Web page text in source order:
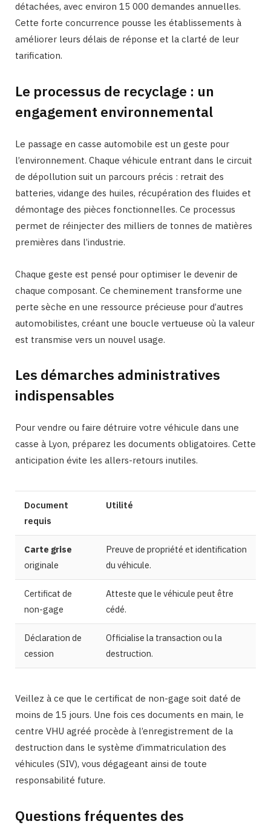
détachées, avec environ 15 000 demandes annuelles.
Cette forte concurrence pousse les établissements à
améliorer leurs délais de réponse et la clarté de leur
tarification.
Le processus de recyclage : un
engagement environnemental
Le passage en casse automobile est un geste pour
l’environnement. Chaque véhicule entrant dans le circuit
de dépollution suit un parcours précis : retrait des
batteries, vidange des huiles, récupération des fluides et
démontage des pièces fonctionnelles. Ce processus
permet de réinjecter des milliers de tonnes de matières
premières dans l’industrie.
Chaque geste est pensé pour optimiser le devenir de
chaque composant. Ce cheminement transforme une
perte sèche en une ressource précieuse pour d’autres
automobilistes, créant une boucle vertueuse où la valeur
est transmise vers un nouvel usage.
Les démarches administratives
indispensables
Pour vendre ou faire détruire votre véhicule dans une
casse à Lyon, préparez les documents obligatoires. Cette
anticipation évite les allers-retours inutiles.
Document
requis
Utilité
Carte grise
originale
Preuve de propriété et identification
du véhicule.
Certificat de
non-gage
Atteste que le véhicule peut être
cédé.
Déclaration de
cession
Officialise la transaction ou la
destruction.
Veillez à ce que le certificat de non-gage soit daté de
moins de 15 jours. Une fois ces documents en main, le
centre VHU agréé procède à l’enregistrement de la
destruction dans le système d’immatriculation des
véhicules (SIV), vous dégageant ainsi de toute
responsabilité future.
Questions fréquentes des